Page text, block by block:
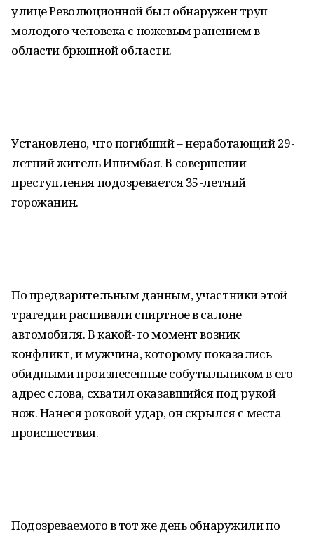
улице Революционной был обнаружен труп
молодого человека с ножевым ранением в
области брюшной области.
Установлено, что погибший – неработающий 29-
летний житель Ишимбая. В совершении
преступления подозревается 35-летний
горожанин.
По предварительным данным, участники этой
трагедии распивали спиртное в салоне
автомобиля. В какой-то момент возник
конфликт, и мужчина, которому показались
обидными произнесенные собутыльником в его
адрес слова, схватил оказавшийся под рукой
нож. Нанеся роковой удар, он скрылся с места
происшествия.
Подозреваемого в тот же день обнаружили по